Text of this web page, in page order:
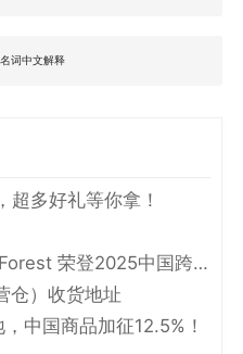
词中文解释
超多好礼等你拿！
喜讯！大森林物流创始人 Forest 荣登2025中国跨境电商物流名人堂！
仓）收货地址
中国商品加征12.5%！